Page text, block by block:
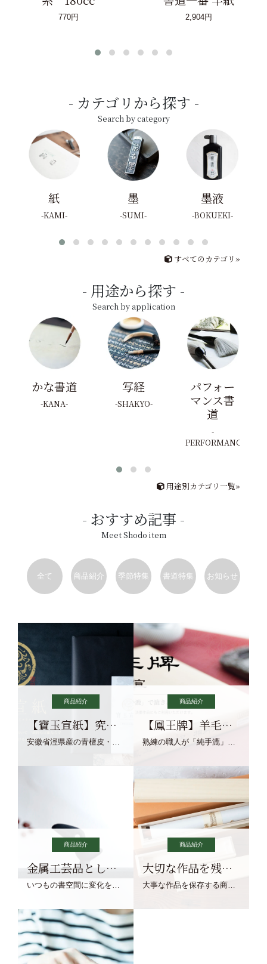
770円 2,904円
カテゴリから探す
Search by category
紙
KAMI
墨
SUMI
墨液
BOKUEKI
すべてのカテゴリ»
用途から探す
Search by application
かな書道
KANA
写経
SHAKYO
パフォー
マンス書
道
PERFORMANCE
用途別カテゴリ一覧»
おすすめ記事
Meet Shodo item
全て 商品紹介 季節特集 書道特集 お知らせ
商品紹介
【寶玉宣紙】究極の純粋な宣紙を目指す寶玉宣紙
商品紹介
【鳳王牌】羊毛筆×濃墨での揮毫に最適な宣紙系画仙紙
商品紹介
金属工芸品としての文鎮
商品紹介
大切な作品を残す作品保存商品